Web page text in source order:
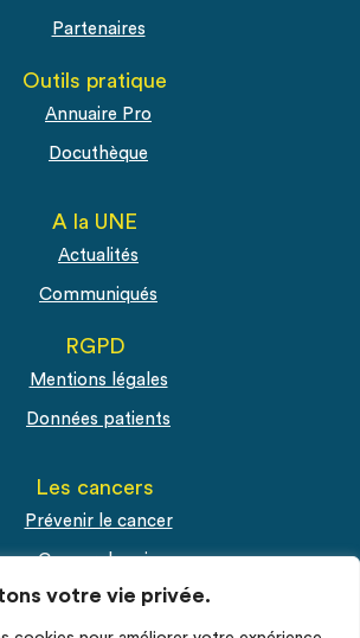
votre vie privée.
Partenaires
Outils pratique
Annuaire Pro
Docuthèque
A la UNE
Actualités
Communiqués
RGPD
Mentions légales
Données patients
Les cancers
Prévenir le cancer
Cancer du sein
du col de l'utérus